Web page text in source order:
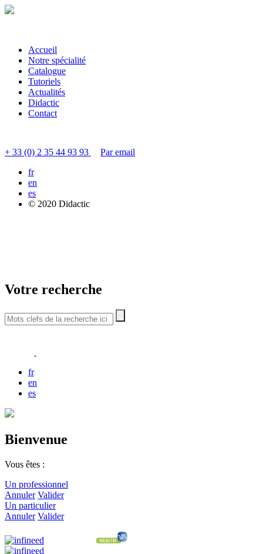
Accueil
Notre spécialité
Catalogue
Tutoriels
Actualités
Didactic
Contact
+ 33 (0) 2 35 44 93 93
Par email
fr
en
es
© 2020 Didactic
Votre recherche
fr
en
es
Bienvenue
Vous êtes :
Un professionnel
Annuler Valider
Un particulier
Annuler Valider